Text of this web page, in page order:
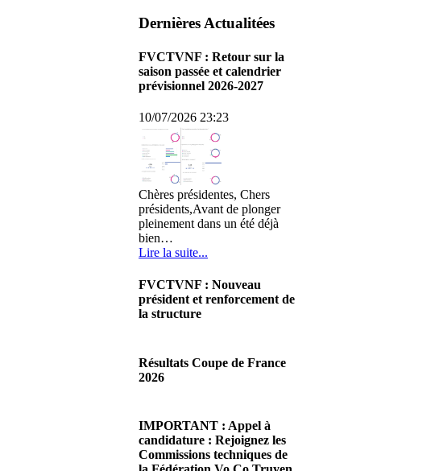
Dernières Actualitées
FVCTVNF : Retour sur la
saison passée et calendrier
prévisionnel 2026-2027
10/07/2026 23:23
Chères présidentes, Chers
présidents,Avant de plonger
pleinement dans un été déjà
bien…
Lire la suite...
FVCTVNF : Nouveau
président et renforcement de
la structure
Chères Présidentes, chers
Présidents,Ce dimanche 28 juin
Lire la suite...
Résultats Coupe de France
2026
Cliquez sur ce lien pour
accéder aux résultats
Lire la suite...
IMPORTANT : Appel à
candidature : Rejoignez les
Commissions techniques de